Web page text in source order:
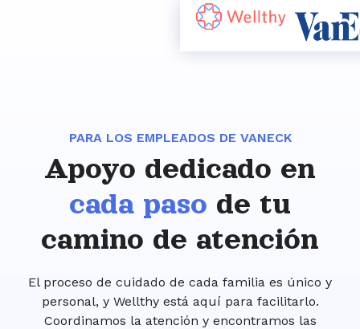
PARA LOS EMPLEADOS DE VANECK
Apoyo dedicado en
cada paso de tu
camino de atención
El proceso de cuidado de cada familia es único y
personal, y Wellthy está aquí para facilitarlo.
Coordinamos la atención y encontramos las